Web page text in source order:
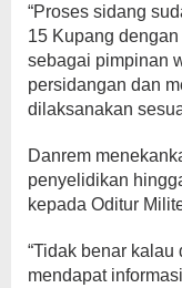
“Proses sidang
15 Kupang
sebagai pimpinan
persidangan dan
dilaksanakan
Danrem
penyelidikan
kepada Oditur
“Tidak benar
mendapat